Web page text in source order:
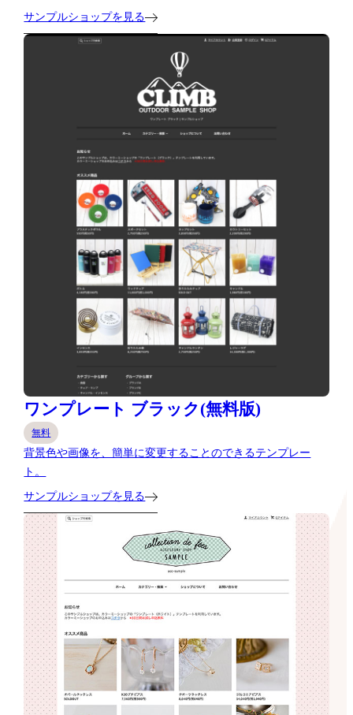
サンプルショップを見る
ワンプレート ブラック(無料版)
無料
背景色や画像を、簡単に変更することのできるテンプレー
ト。
サンプルショップを見る